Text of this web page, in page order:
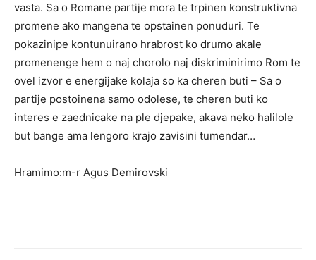
vasta. Sa o Romane partije mora te trpinen konstruktivna
promene ako mangena te opstainen ponuduri. Te
pokazinipe kontunuirano hrabrost ko drumo akale
promenenge hem o naj chorolo naj diskriminirimo Rom te
ovel izvor e energijake kolaja so ka cheren buti – Sa o
partije postoinena samo odolese, te cheren buti ko
interes e zaednicake na ple djepake, akava neko halilole
but bange ama lengoro krajo zavisini tumendar…
Hramimo:m-r Agus Demirovski